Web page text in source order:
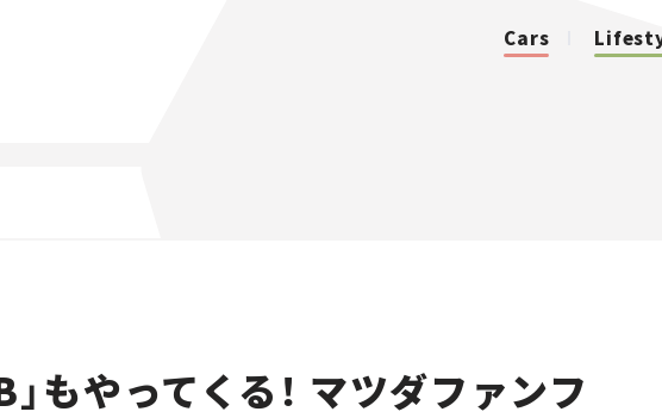
Cars
」もやってくる！ マツダファンフ
Traffic